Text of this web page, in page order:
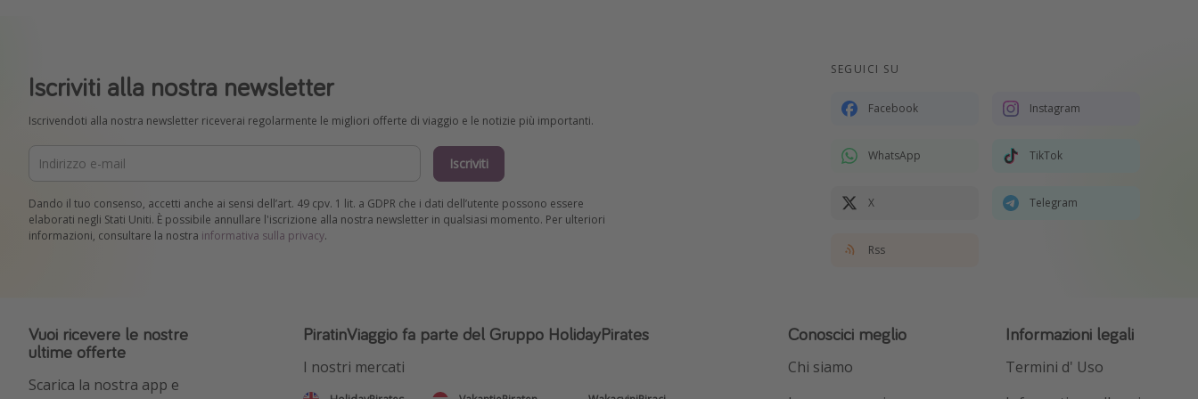
Iscriviti alla nostra newsletter
Iscrivendoti alla nostra newsletter riceverai regolarmente le migliori offerte di viaggio e le notizie più importanti.
Iscriviti
Dando il tuo consenso, accetti anche ai sensi dell’art. 49 cpv. 1 lit. a GDPR che i dati dell’utente possono essere
elaborati negli Stati Uniti. È possibile annullare l'iscrizione alla nostra newsletter in qualsiasi momento. Per ulteriori
informazioni, consultare la nostra informativa sulla privacy.
SEGUICI SU
Facebook Instagram
WhatsApp TikTok
X Telegram
Rss
Vuoi ricevere le nostre
ultime offerte
Scarica la nostra app e
PiratinViaggio fa parte del Gruppo HolidayPirates
I nostri mercati
Conoscici meglio
Chi siamo
Informazioni legali
Termini d' Uso